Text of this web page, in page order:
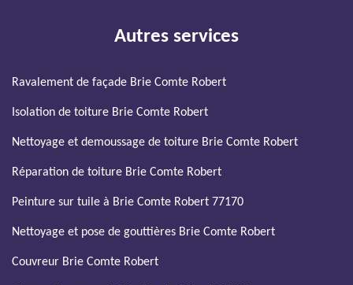
Autres services
Ravalement de façade Brie Comte Robert
Isolation de toiture Brie Comte Robert
Nettoyage et demoussage de toiture Brie Comte Robert
Réparation de toiture Brie Comte Robert
Peinture sur tuile à Brie Comte Robert 77170
Nettoyage et pose de gouttières Brie Comte Robert
Couvreur Brie Comte Robert